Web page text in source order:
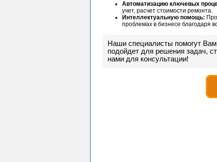
Автоматизацию ключевых
учет, расчет стоимости ремонта.
Интеллектуальную помощь:
проблемах в бизнесе благодаря
Наши специалисты помогут
подойдет для решения задач,
нами для консультации!